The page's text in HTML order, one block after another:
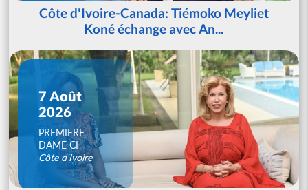
Côte d'Ivoire-Canada: Tiémoko Meyliet
Koné échange avec An...
7 Août
2026
PREMIERE
DAME CI
Côte d'Ivoire